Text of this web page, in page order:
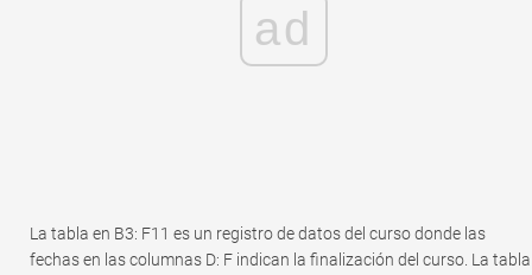
ad
La tabla en B3: F11 es un registro de datos del curso donde las
fechas en las columnas D: F indican la finalización del curso. La tabla